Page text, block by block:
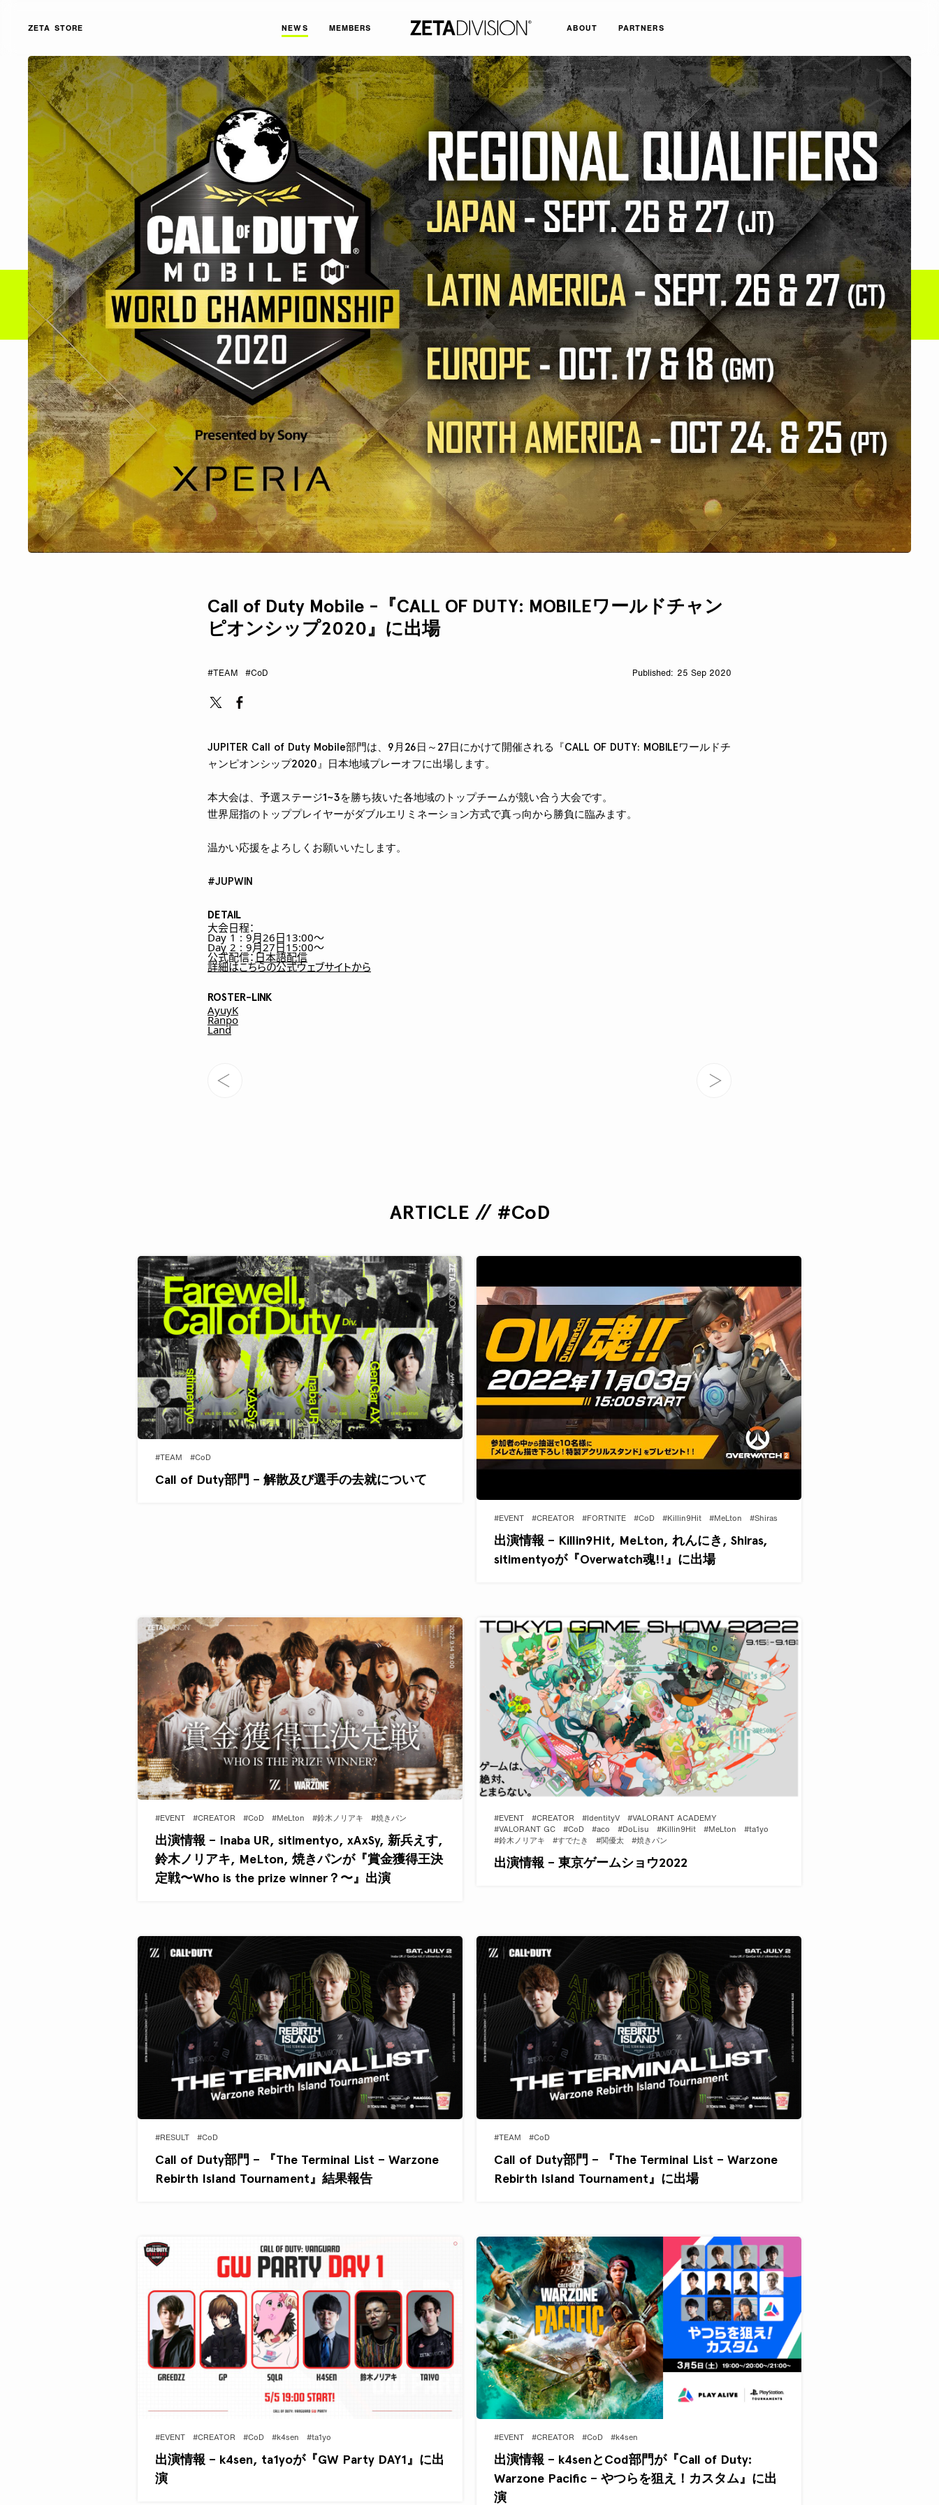
NEWS MEMBERS ABOUT PARTNERS
ZETA STORE
Call of Duty Mobile -『CALL OF DUTY: MOBILEワールドチャン
ピオンシップ2020』に出場
#TEAM #CoD 25 Sep 2020
JUPITER Call of Duty Mobile部門は、9月26日～27日にかけて開催される『CALL OF DUTY: MOBILEワールドチ
ャンピオンシップ2020』日本地域プレーオフに出場します。
本大会は、予選ステージ1~3を勝ち抜いた各地域のトップチームが競い合う大会です。
世界屈指のトッププレイヤーがダブルエリミネーション方式で真っ向から勝負に臨みます。
温かい応援をよろしくお願いいたします。
#JUPWIN
DETAIL
大会日程：
Day 1 : 9月26日13:00～
Day 2 : 9月27日15:00～
公式配信： 日本語配信
詳細はこちらの公式ウェブサイトから
ROSTER-LINK
AyuyK
Ranpo
Land
ARTICLE // #CoD
#TEAM #CoD
Call of Duty部門 – 解散及び選手の去就について
#EVENT #CREATOR #FORTNITE #CoD #Killin9Hit #MeLton #Shiras
出演情報 – Killin9Hit, MeLton, れんにき, Shiras,
sitimentyoが『Overwatch魂!!』に出場
#EVENT #CREATOR #CoD #MeLton #鈴木ノリアキ #焼きパン
出演情報 – Inaba UR, sitimentyo, xAxSy, 新兵えす,
鈴木ノリアキ, MeLton, 焼きパンが『賞金獲得王決
定戦〜Who is the prize winner？〜』出演
#EVENT #CREATOR #IdentityV
#VALORANT ACADEMY
#VALORANT GC
#CoD #aco #DoLisu #Killin9Hit #MeLton
#ta1yo
#鈴木ノリアキ
#すでたき #関優太 #焼きパン
出演情報 – 東京ゲームショウ2022
#RESULT #CoD
Call of Duty部門 – 『The Terminal List – Warzone
Rebirth Island Tournament』結果報告
#TEAM #CoD
Call of Duty部門 – 『The Terminal List – Warzone
Rebirth Island Tournament』に出場
#EVENT #CREATOR #CoD #k4sen #ta1yo
出演情報 – k4sen, ta1yoが『GW Party DAY1』に出
演
#EVENT #CREATOR #CoD #k4sen
出演情報 – k4senとCod部門が『Call of Duty:
Warzone Pacific – やつらを狙え！カスタム』に出
演